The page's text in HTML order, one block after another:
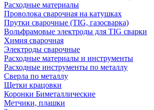
Расходные материалы
Проволока сварочная на катушках
Прутки сварочные (TIG, газосварка)
Вольфрамовые электроды для TIG сварки
Химия сварочная
Электроды сварочные
Расходные материалы и инструменты
Расходные инструменты по металлу
Сверла по металлу
Щетки крацовки
Коронки Биметаллические
Метчики, плашки